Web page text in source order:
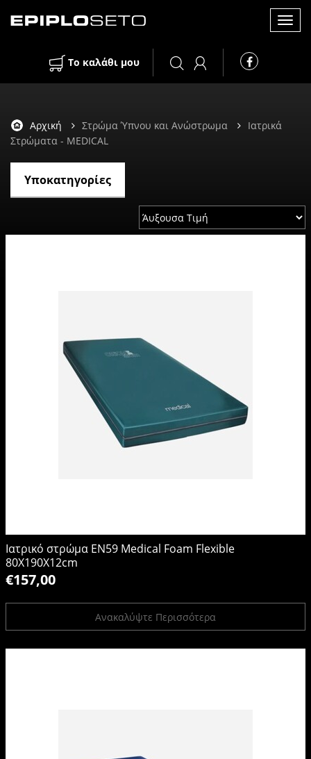
Το καλάθι μου
Αρχική Στρώμα Ύπνου και Ανώστρωμα
Ιατρικά
Στρώματα - MEDICAL
Υποκατηγορίες
Ιατρικό στρώμα EN59 Medical Foam Flexible
80X190X12cm
€157,00
Ανακαλύψτε Περισσότερα